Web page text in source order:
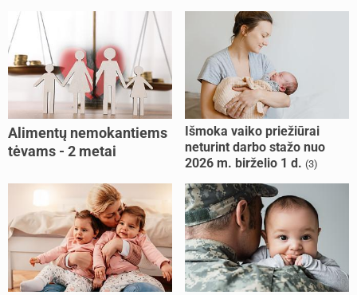
Alimentų nemokantiems
tėvams - 2 metai
Išmoka vaiko priežiūrai
neturint darbo stažo nuo
2026 m. birželio 1 d. (3)